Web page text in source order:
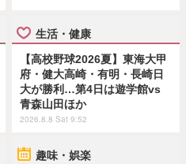
生活・健康
【高校野球2026夏】東海大甲
府・健大高崎・有明・長崎日
大が勝利…第4日は遊学館vs
青森山田ほか
2026.8.8 Sat 9:52
趣味・娯楽